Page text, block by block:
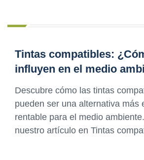
Tintas compatibles:
influyen en el medio
Descubre cómo las tintas
pueden ser una alternativa más
rentable para el medio
nuestro artículo en Tintas